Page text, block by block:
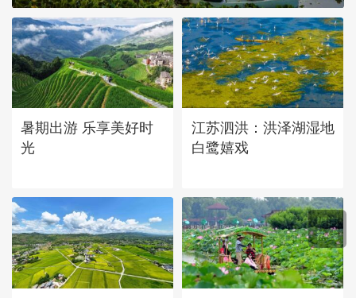
暑期出游 乐享美好时
光
江苏泗洪：洪泽湖湿地
白鹭嬉戏